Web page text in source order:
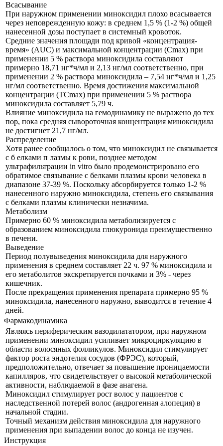
Всасывание
При наружном применении миноксидил плохо всасывается
через неповрежденную кожу: в среднем 1,5 % (1-2 %) общей
нанесенной дозы поступает в системный кровоток.
Средние значения площади под кривой «концентрация-
время» (AUC) и максимальной концентрации (Cmax) при
применении 5 % раствора миноксидила составляют
примерно 18,71 нг*ч/мл и 2,13 нг/мл соответственно, при
применении 2 % раствора миноксидила – 7,54 нг*ч/мл и 1,25
нг/мл соответственно. Время достижения максимальной
концентрации (TCmax) при применении 5 % раствора
миноксидила составляет 5,79 ч.
Влияние миноксидила на гемодинамику не выражено до тех
пор, пока средняя сывороточная концентрация миноксидила
не достигнет 21,7 нг/мл.
Распределение
Хотя ранее сообщалось о том, что миноксидил не связывается
с б елками п лазмы к рови, позднее методом
ультрафильтрации in vitro было продемонстрировано его
обратимое связывание с белками плазмы крови человека в
диапазоне 37-39 %. Поскольку абсорбируется только 1-2 %
нанесенного наружно миноксидила, степень его связывания
с белками плазмы клинически незначима.
Метаболизм
Примерно 60 % миноксидила метаболизируется с
образованием миноксидила глюкуронида преимущественно
в печени.
Выведение
Период полувыведения миноксидила для наружного
применения в среднем составляет 22 ч. 97 % миноксидила и
его метаболитов экскретируется почками и 3% - через
кишечник.
После прекращения применения препарата примерно 95 %
миноксидила, нанесенного наружно, выводится в течение 4
дней.
Фармакодинамика
Являясь периферическим вазодилататором, при наружном
применении миноксидил усиливает микроциркуляцию в
области волосяных фолликулов. Миноксидил стимулирует
фактор роста эндотелия сосудов (ФРЭС), который,
предположительно, отвечает за повышение проницаемости
капилляров, что свидетельствует о высокой метаболической
активности, наблюдаемой в фазе анагена.
Миноксидил стимулирует рост волос у пациентов с
наследственной потерей волос (андрогенная алопеция) в
начальной стадии.
Точный механизм действия миноксидила для наружного
применения при выпадении волос до конца не изучен.
Инструкция